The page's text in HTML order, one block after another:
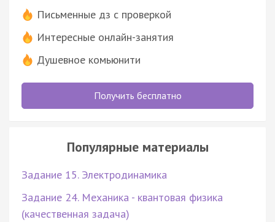
Письменные дз с проверкой
Интересные онлайн-занятия
Душевное комьюнити
Получить бесплатно
Популярные материалы
Задание 15. Электродинамика
Задание 24. Механика - квантовая физика
(качественная задача)